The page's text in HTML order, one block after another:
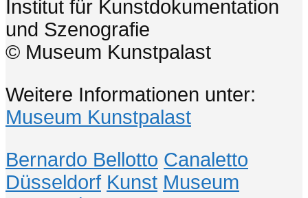
Institut für Kunstdokumentation
und Szenografie
© Museum Kunstpalast
Weitere Informationen unter:
Museum Kunstpalast
Bernardo Bellotto Canaletto
Düsseldorf Kunst Museum